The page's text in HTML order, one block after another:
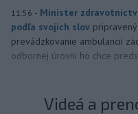
11:56 - Minister
podľa svojich slov
prevádzkovanie ambulancií
odbornej úrovni ho chce
Videá a